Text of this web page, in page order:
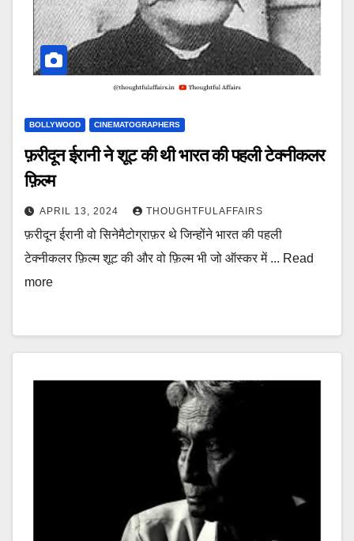
BOLLYWOOD CINEMATOGRAPHERS
फ़रीदून ईरानी ने शूट की थी भारत की पहली टेक्नीकलर
फ़िल्म
APRIL 13, 2024 THOUGHTFULAFFAIRS
फ़रीदून ईरानी वो सिनेमैटोग्राफ़र थे जिन्होंने भारत की पहली
टेक्नीकलर फ़िल्म शूट की और वो फ़िल्म भी जो ऑस्कर में ... Read
more